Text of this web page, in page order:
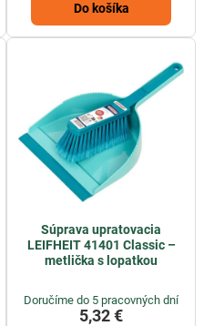
Do košíka
Súprava upratovacia
LEIFHEIT 41401 Classic –
metlička s lopatkou
Doručíme do 5 pracovných dní
5,32 €